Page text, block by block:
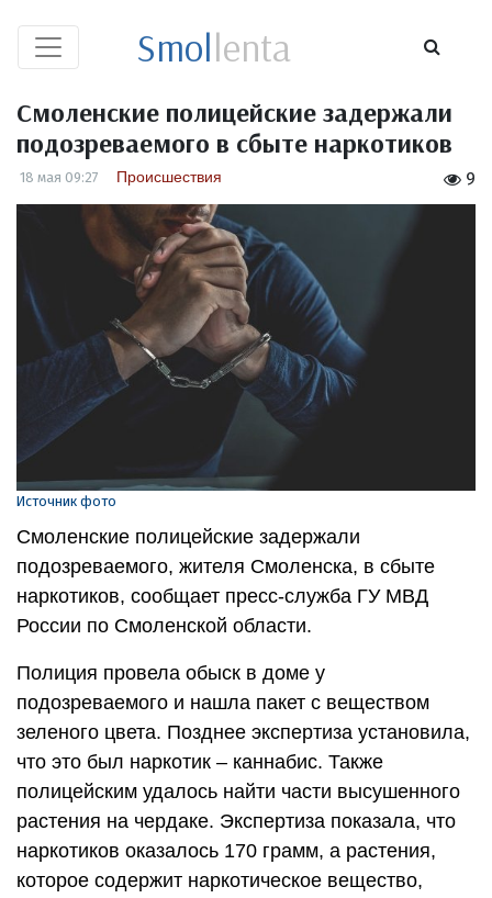
Smollenta
Смоленские полицейские задержали
подозреваемого в сбыте наркотиков
9
18 мая 09:27 Происшествия
Источник фото
Смоленские полицейские задержали
подозреваемого, жителя Смоленска, в сбыте
наркотиков, сообщает пресс-служба ГУ МВД
России по Смоленской области.
Полиция провела обыск в доме у
подозреваемого и нашла пакет с веществом
зеленого цвета. Позднее экспертиза установила,
что это был наркотик – каннабис. Также
полицейским удалось найти части высушенного
растения на чердаке. Экспертиза показала, что
наркотиков оказалось 170 грамм, а растения,
которое содержит наркотическое вещество,